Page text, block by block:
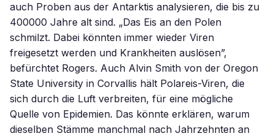
auch Proben aus der Antarktis analysieren, die bis zu
400000 Jahre alt sind. „Das Eis an den Polen
schmilzt. Dabei könnten immer wieder Viren
freigesetzt werden und Krankheiten auslösen”,
befürchtet Rogers. Auch Alvin Smith von der Oregon
State University in Corvallis hält Polareis-Viren, die
sich durch die Luft verbreiten, für eine mögliche
Quelle von Epidemien. Das könnte erklären, warum
dieselben Stämme manchmal nach Jahrzehnten an